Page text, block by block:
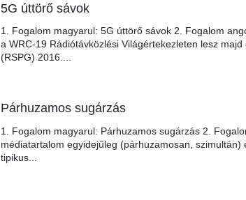
5G úttörő sávok
1. Fogalom magyarul: 5G úttörő sávok 2. Fogalom
a WRC-19 Rádiótávközlési Világértekezleten lesz
(RSPG) 2016....
Párhuzamos sugárzás
1. Fogalom magyarul: Párhuzamos sugárzás 2.
médiatartalom egyidejűleg (párhuzamosan,
tipikus...